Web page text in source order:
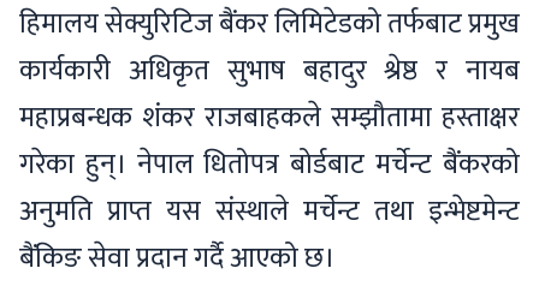
हिमालय सेक्युरिटिज बैंकर लिमिटेडको तर्फबाट प्रमुख
कार्यकारी अधिकृत सुभाष बहादुर श्रेष्ठ र नायब
महाप्रबन्धक शंकर राजबाहकले सम्झौतामा हस्ताक्षर
गरेका हुन्। नेपाल धितोपत्र बोर्डबाट मर्चेन्ट बैंकरको
अनुमति प्राप्त यस संस्थाले मर्चेन्ट तथा इन्भेष्टमेन्ट
बैंकिङ सेवा प्रदान गर्दै आएको छ।